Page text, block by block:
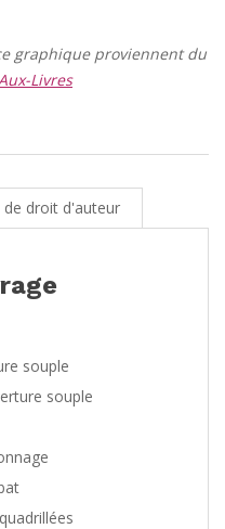
graphique proviennent du
Livres
de droit d'auteur
souple
souple